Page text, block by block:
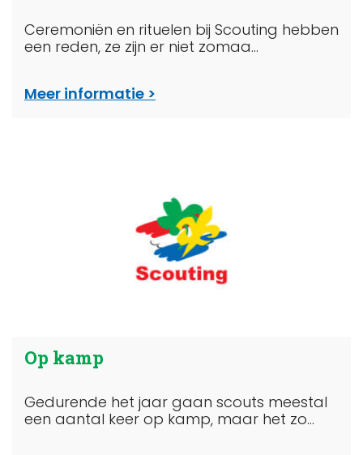
Ceremoniën en rituelen bij Scouting hebben
een reden, ze zijn er niet zomaa...
Meer informatie
Op kamp
Gedurende het jaar gaan scouts meestal
een aantal keer op kamp, maar het zo...